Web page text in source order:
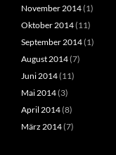
November 2014(1)
Oktober 2014(11)
September 2014(1)
August 2014(7)
Juni 2014(11)
Mai 2014(3)
April 2014(8)
März 2014(7)